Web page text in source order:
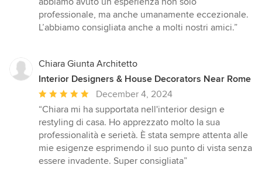
professionale, ma anche umanamente eccezionale.
L’abbiamo consigliata anche a molti nostri amici.”
Chiara Giunta Architetto
Interior Designers & House Decorators Near Rome
Average
rating:
5
out
of
5
December 4, 2024
“Chiara mi ha supportata nell'interior design e
restyling di casa. Ho apprezzato molto la sua
professionalità e serietà. È stata sempre attenta alle
mie esigenze esprimendo il suo punto di vista senza
essere invadente. Super consigliata”